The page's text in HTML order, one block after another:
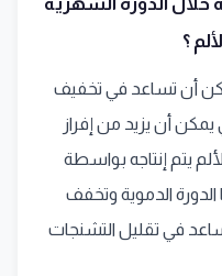
؟
أن تساعد في تخفيف
يمكن أن يزيد من إفراز
يتم إنتاجه بواسطة
الدورة الدموية وتخفف
في تقليل التشنجات